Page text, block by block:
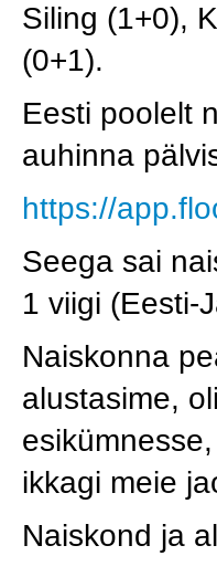
Siling (1+0),
(0+1).
Eesti poolelt
auhinna
https://
Seega sai
1 viigi (Eesti-
Naiskonna
alustasime,
ikkagi meie
Naiskond ja